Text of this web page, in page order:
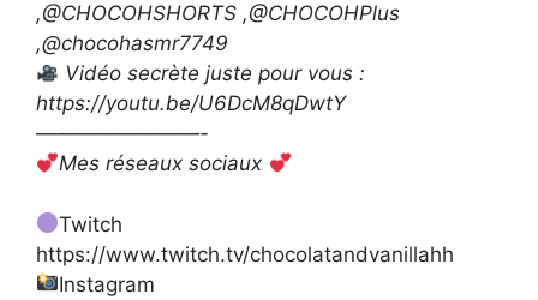
,@CHOCOHSHORTS ,@CHOCOHPlus
,@chocohasmr7749
Vidéo secrète juste pour vous :
https://youtu.be/U6DcM8qDwtY
————————-
Mes réseaux sociaux
Twitch
https://www.twitch.tv/chocolatandvanillahh
Instagram